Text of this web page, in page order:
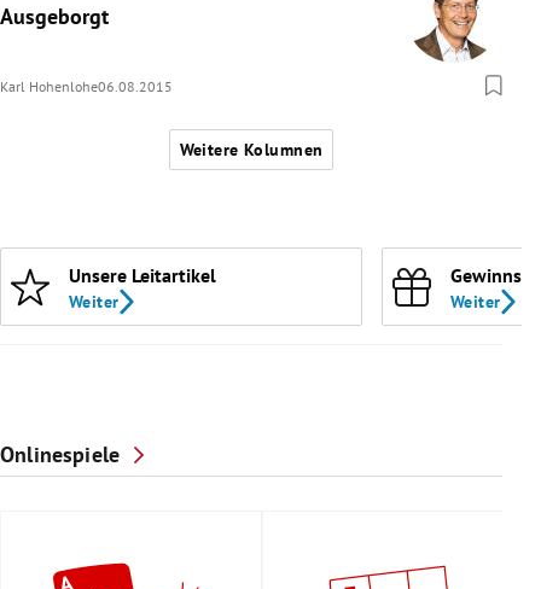
Ausgeborgt
Karl Hohenlohe06.08.2015
Weitere Kolumnen
Unsere Leitartikel
Weiter Weiter
Onlinespiele